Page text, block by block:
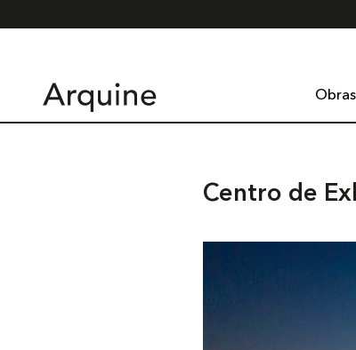
Obras
Centro de